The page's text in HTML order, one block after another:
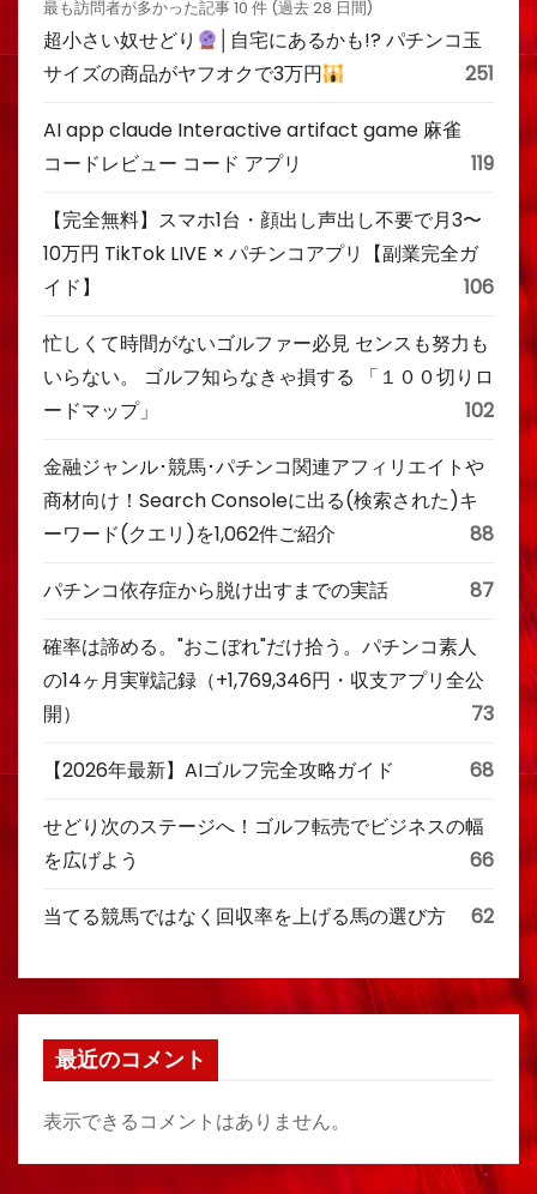
最も訪問者が多かった記事 10 件 (過去 28 日間)
超小さい奴せどり
│自宅にあるかも!? パチンコ玉
サイズの商品がヤフオクで3万円
251
AI app claude Interactive artifact game 麻雀
コードレビュー コード アプリ
119
【完全無料】スマホ1台・顔出し声出し不要で月3〜
10万円 TikTok LIVE × パチンコアプリ【副業完全ガ
イド】
106
忙しくて時間がないゴルファー必見 センスも努力も
いらない。 ゴルフ知らなきゃ損する 「１００切りロ
ードマップ」
102
金融ジャンル･競馬･パチンコ関連アフィリエイトや
商材向け！Search Consoleに出る(検索された)キ
ーワード(クエリ)を1,062件ご紹介
88
パチンコ依存症から脱け出すまでの実話 87
確率は諦める。"おこぼれ"だけ拾う。パチンコ素人
の14ヶ月実戦記録（+1,769,346円・収支アプリ全公
開）
73
【2026年最新】AIゴルフ完全攻略ガイド 68
せどり次のステージへ！ゴルフ転売でビジネスの幅
を広げよう
66
当てる競馬ではなく回収率を上げる馬の選び方 62
最近のコメント
表示できるコメントはありません。